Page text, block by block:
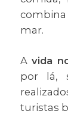
mar.
A vida
por lá,
turistas